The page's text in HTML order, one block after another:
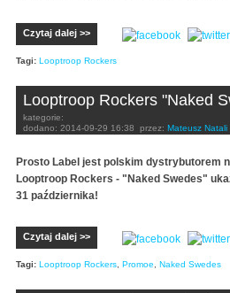
Czytaj dalej >>
Tagi: Looptroop Rockers
Looptroop Rockers "Naked
kategorie:
dodano: 2014-09-29 16:38 przez: Mateusz Natali
Prosto Label jest polskim dystrybutorem
Looptroop Rockers - "Naked Swedes"
31 października!
Czytaj dalej >>
Tagi: Looptroop Rockers Promoe Naked Swedes